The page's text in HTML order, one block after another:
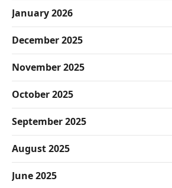
January 2026
December 2025
November 2025
October 2025
September 2025
August 2025
June 2025